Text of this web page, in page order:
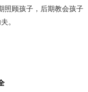
照顾孩子，后期教会孩子
。